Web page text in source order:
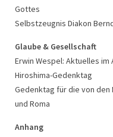
Gottes
Selbstzeugnis Diakon
Glaube & Gesellschaft
Erwin Wespel: Aktuelles im
Hiroshima-Gedenktag
Gedenktag für die von
und Roma
Anhang
Teil 3: Gott spricht: Siehe,
Selbstzeugnis: Stefanie
Glaube & Gesellschaft
Erwin Wespel: Aktuelles im
Einladung zu einem TE
Anhang
Liturgisches Kalendarium